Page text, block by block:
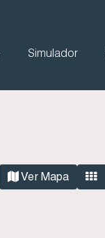
Simulador
Ver Mapa